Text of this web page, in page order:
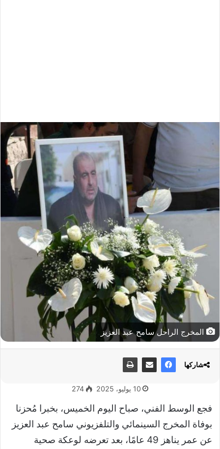
المخرج الراحل سامح عبد العزيز
10 يوليو، 2025 274
فجع الوسط الفني، صباح اليوم الخميس، بخبرا مُحزنا
بوفاة المخرج السينمائي والتلفزيوني سامح عبد العزيز
عن عمر يناهز 49 عامًا، بعد تعرضه لوعكة صحية
شاركها